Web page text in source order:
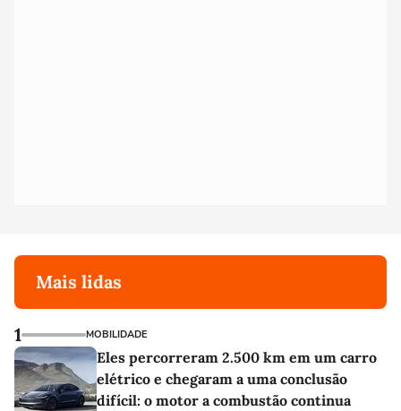
Mais lidas
1 MOBILIDADE
Eles percorreram 2.500 km em um carro
elétrico e chegaram a uma conclusão
difícil: o motor a combustão continua